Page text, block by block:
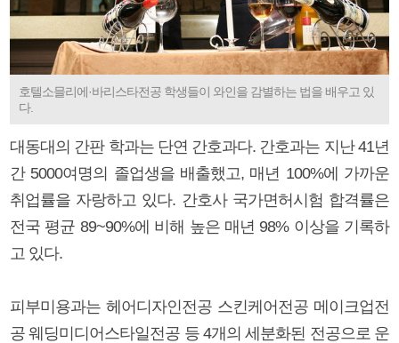
호텔소믈리에·바리스타전공 학생들이 와인을 감별하는 법을 배우고 있
다.
대동대의 간판 학과는 단연 간호과다. 간호과는 지난 41년
간 5000여명의 졸업생을 배출했고, 매년 100%에 가까운
취업률을 자랑하고 있다. 간호사 국가면허시험 합격률은
전국 평균 89~90%에 비해 높은 매년 98% 이상을 기록하
고 있다.
피부미용과는 헤어디자인전공 스킨케어전공 메이크업전
공 웨딩미디어스타일전공 등 4개의 세분화된 전공으로 운